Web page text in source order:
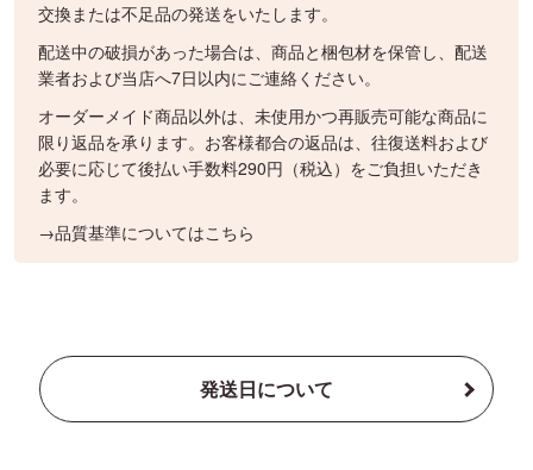
交換または不足品の発送をいたします。
配送中の破損があった場合は、商品と梱包材を保管し、配送
業者および当店へ7日以内にご連絡ください。
オーダーメイド商品以外は、未使用かつ再販売可能な商品に
限り返品を承ります。お客様都合の返品は、往復送料および
必要に応じて後払い手数料290円（税込）をご負担いただき
ます。
→品質基準についてはこちら
発送日について